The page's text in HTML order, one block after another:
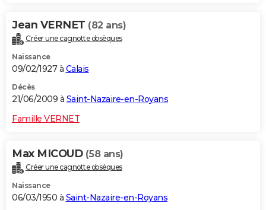
Jean VERNET (82 ans)
Créer une cagnotte obsèques
Naissance
09/02/1927 à Calais
Décès
21/06/2009 à Saint-Nazaire-en-Royans
Famille VERNET
Max MICOUD (58 ans)
Créer une cagnotte obsèques
Naissance
06/03/1950 à Saint-Nazaire-en-Royans